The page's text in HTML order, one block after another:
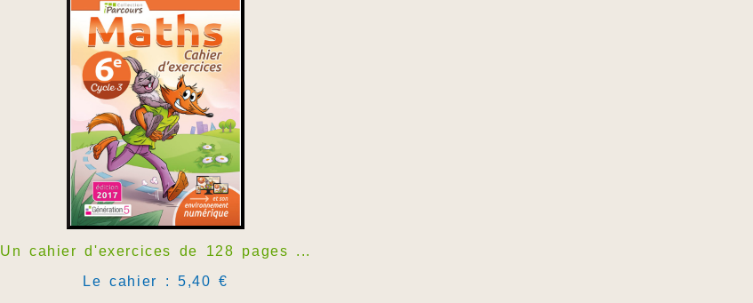
Un cahier d'exercices de 128 pages ...
Le cahier : 5,40 €